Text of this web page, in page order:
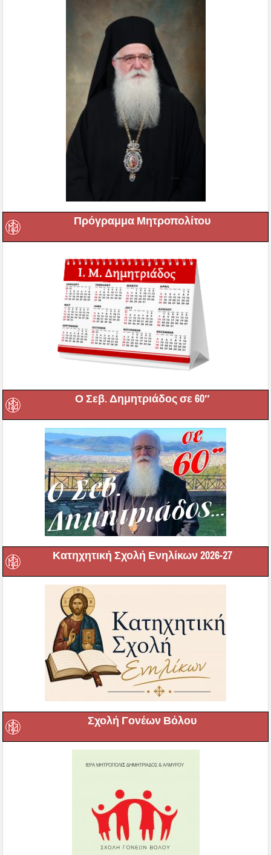
Πρόγραμμα Μητροπολίτου
Ο Σεβ. Δημητριάδος σε 60″
Κατηχητική Σχολή Ενηλίκων 2026-27
Σχολή Γονέων Βόλου